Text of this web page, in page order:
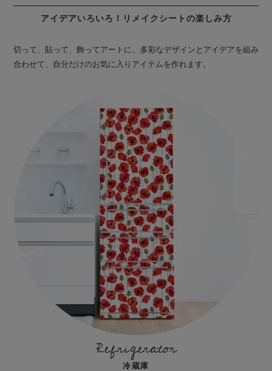
アイデアいろいろ！リメイクシートの楽しみ方
切って、貼って、飾ってアートに。多彩なデザインとアイデアを組み
合わせて、自分だけのお気に入りアイテムを作れます。
Refrigerator
冷蔵庫